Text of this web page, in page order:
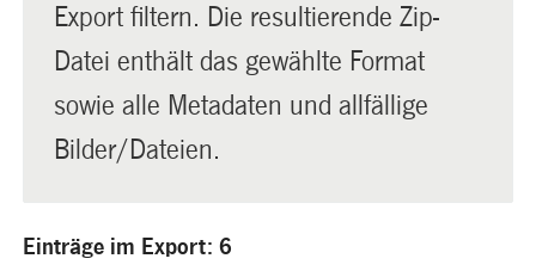
Export filtern. Die resultierende Zip-
Datei enthält das gewählte Format
sowie alle Metadaten und allfällige
Bilder/Dateien.
Einträge im Export: 6